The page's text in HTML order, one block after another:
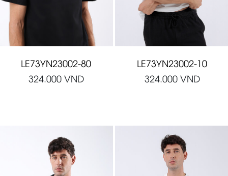
LE73YN23002-80
324.000VND
LE73YN23002-10
324.000VND